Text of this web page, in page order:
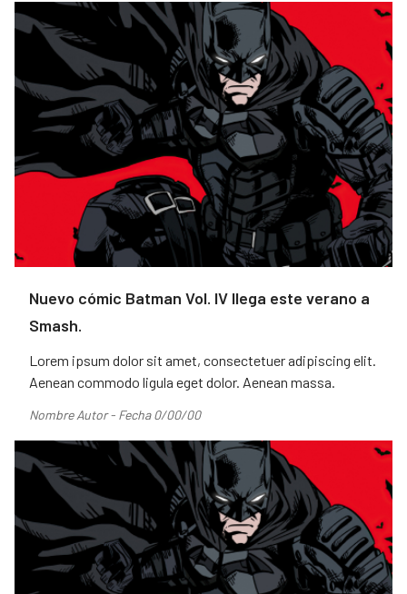
Nuevo cómic Batman Vol. IV llega este verano a
Smash.
Lorem ipsum dolor sit amet, consectetuer adipiscing elit.
Aenean commodo ligula eget dolor. Aenean massa.
Nombre Autor - Fecha 0/00/00